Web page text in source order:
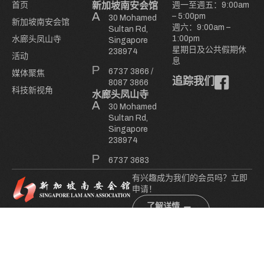
首页
新加坡南安会馆
水廊头凤山寺
活动
媒体聚焦
科技新视角
新加坡南安会馆
30 Mohamed
Sultan Rd,
Singapore
238974
6737 3866 /
8087 3866
水廊头凤山寺
30 Mohamed
Sultan Rd,
Singapore
238974
6737 3683
週一至週五：9:00am
– 5:00pm
週六：9:00am –
1:00pm
星期日及公共假期休
息
追踪我们
有兴趣成为我们的会员吗？立即
申请！
了解详情